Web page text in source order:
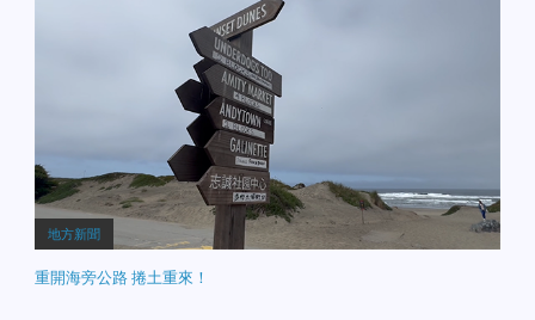
地方新聞
重開海旁公路 捲土重來！